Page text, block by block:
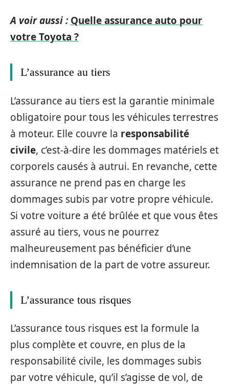
A voir aussi : Quelle assurance auto pour
votre Toyota ?
L’assurance au tiers
L’assurance au tiers est la garantie minimale
obligatoire pour tous les véhicules terrestres
à moteur. Elle couvre la responsabilité
civile, c’est-à-dire les dommages matériels et
corporels causés à autrui. En revanche, cette
assurance ne prend pas en charge les
dommages subis par votre propre véhicule.
Si votre voiture a été brûlée et que vous êtes
assuré au tiers, vous ne pourrez
malheureusement pas bénéficier d’une
indemnisation de la part de votre assureur.
L’assurance tous risques
L’assurance tous risques est la formule la
plus complète et couvre, en plus de la
responsabilité civile, les dommages subis
par votre véhicule, qu’il s’agisse de vol, de